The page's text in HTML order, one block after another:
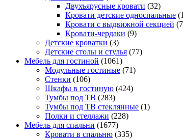
Двухъярусные кровати (32)
Кровати детские односпальные
Кровати с выдвижной секцией
Кровати-чердаки (9)
Детские кроватки (3)
Детские столы и стулья (77)
Мебель для гостиной (1061)
Модульные гостиные (71)
Стенки (106)
Шкафы в гостиную (424)
Тумбы под ТВ (283)
Тумбы под ТВ стеклянные (1)
Полки и стеллажи (228)
Мебель для спальни (1677)
Кровати в спальню (335)